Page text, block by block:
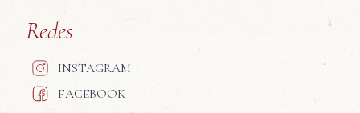
Redes
INSTAGRAM
FACEBOOK